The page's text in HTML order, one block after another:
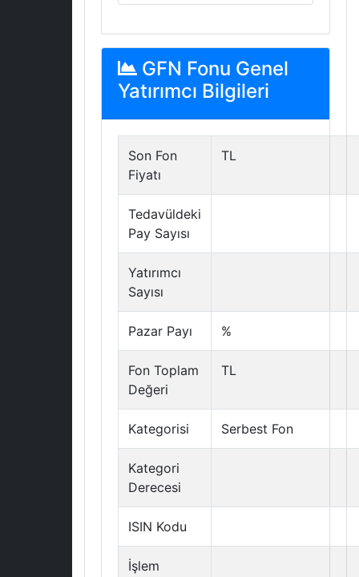
GFN Fonu Genel
Yatırımcı Bilgileri
Son Fon
Fiyatı
TL
Tedavüldeki
Pay Sayısı
Yatırımcı
Sayısı
Pazar Payı %
Fon Toplam
Değeri
TL
Kategorisi Serbest Fon
Kategori
Derecesi
ISIN Kodu
İşlem